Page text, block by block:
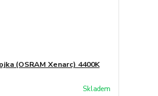
(OSRAM Xenarc) 4400K
Skladem